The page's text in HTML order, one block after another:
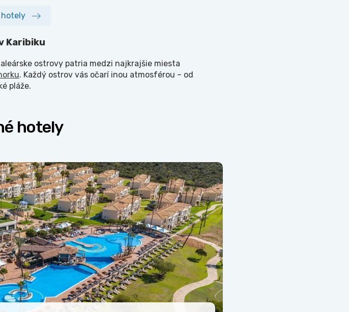
Karibiku
ostrovy patria medzi najkrajšie miesta
. Každý ostrov vás očarí inou atmosférou – od
pláže.
hotely